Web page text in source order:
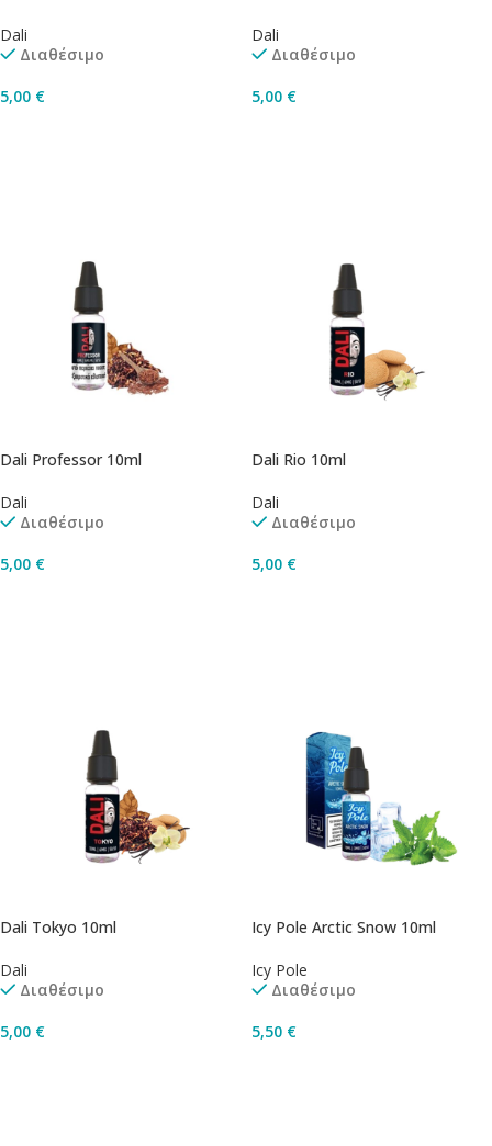
Dali
Διαθέσιμο
5,00 €
Dali
Διαθέσιμο
5,00 €
Dali Professor 10ml
Dali
Διαθέσιμο
5,00 €
Dali Rio 10ml
Dali
Διαθέσιμο
5,00 €
Dali Tokyo 10ml
Dali
Διαθέσιμο
5,00 €
Icy Pole Arctic Snow 10ml
Icy Pole
Διαθέσιμο
5,50 €